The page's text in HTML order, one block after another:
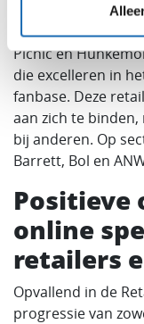
is cruciaal voor
Specsavers,
Picnic en
die excelleren in
fanbase. Deze
aan zich te
bij anderen. Op
Barrett, Bol en
online
retailers
Opvallend in de
progressie van